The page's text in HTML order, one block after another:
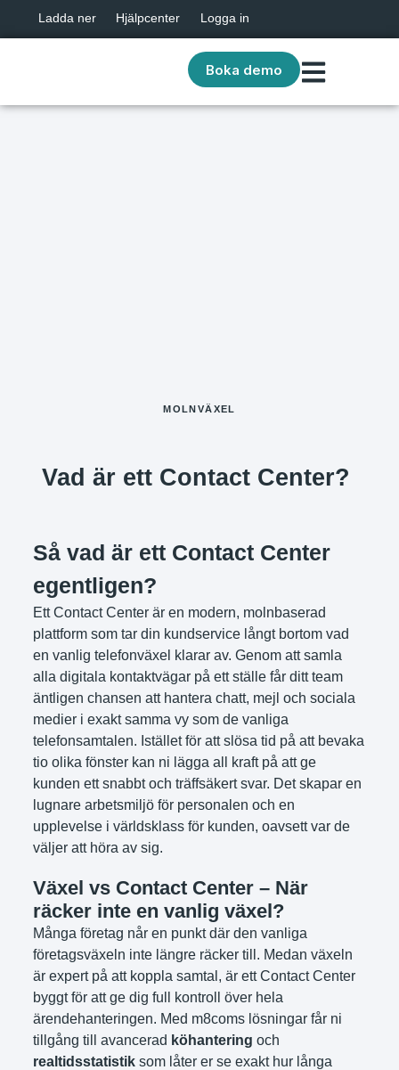
Ladda ner Hjälpcenter Logga in
Boka demo
MOLNVÄXEL
Vad är ett Contact Center?
Så vad är ett Contact Center
egentligen?
Ett Contact Center är en modern, molnbaserad
plattform som tar din kundservice långt bortom vad
en vanlig telefonväxel klarar av. Genom att samla
alla digitala kontaktvägar på ett ställe får ditt team
äntligen chansen att hantera chatt, mejl och sociala
medier i exakt samma vy som de vanliga
telefonsamtalen. Istället för att slösa tid på att bevaka
tio olika fönster kan ni lägga all kraft på att ge
kunden ett snabbt och träffsäkert svar. Det skapar en
lugnare arbetsmiljö för personalen och en
upplevelse i världsklass för kunden, oavsett var de
väljer att höra av sig.
Växel vs Contact Center – När
räcker inte en vanlig växel?
Många företag når en punkt där den vanliga
företagsväxeln inte längre räcker till. Medan växeln
är expert på att koppla samtal, är ett Contact Center
byggt för att ge dig full kontroll över hela
ärendehanteringen. Med m8coms lösningar får ni
tillgång till avancerad köhantering och
realtidsstatistiksom låter er se exakt hur långa